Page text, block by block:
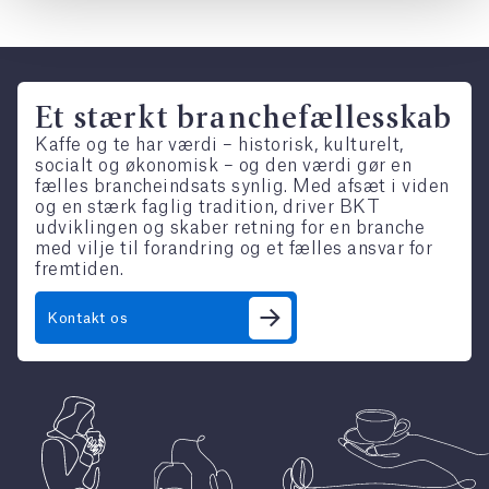
Et stærkt branchefællesskab
Kaffe og te har værdi – historisk, kulturelt,
socialt og økonomisk – og den værdi gør en
fælles brancheindsats synlig. Med afsæt i viden
og en stærk faglig tradition, driver BKT
udviklingen og skaber retning for en branche
med vilje til forandring og et fælles ansvar for
fremtiden.
Kontakt os